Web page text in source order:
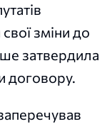
зміни до
затвердила
договору.